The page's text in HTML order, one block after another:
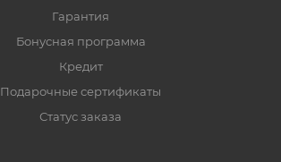
Гарантия
Бонусная программа
Кредит
Подарочные сертификаты
Статус заказа